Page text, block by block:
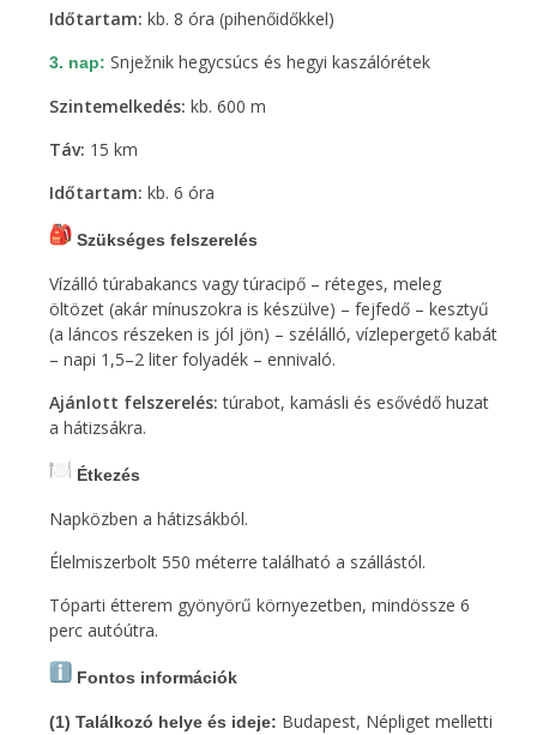
Időtartam: kb. 8 óra (pihenőidőkkel)
3. nap: Snježnik hegycsúcs és hegyi kaszálórétek
Szintemelkedés: kb. 600 m
Táv: 15 km
Időtartam: kb. 6 óra
Szükséges felszerelés
Vízálló túrabakancs vagy túracipő – réteges, meleg
öltözet (akár mínuszokra is készülve) – fejfedő – kesztyű
(a láncos részeken is jól jön) – szélálló, vízlepergető kabát
– napi 1,5–2 liter folyadék – ennivaló.
Ajánlott felszerelés: túrabot, kamásli és esővédő huzat
a hátizsákra.
Étkezés
Napközben a hátizsákból.
Élelmiszerbolt 550 méterre található a szállástól.
Tóparti étterem gyönyörű környezetben, mindössze 6
perc autóútra.
Fontos információk
(1) Találkozó helye és ideje: Budapest, Népliget melletti